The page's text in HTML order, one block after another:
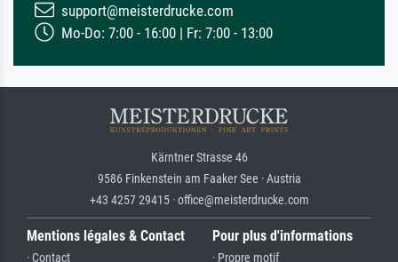
support@meisterdrucke.com
Mo-Do: 7:00 - 16:00 | Fr: 7:00 - 13:00
Kärntner Strasse 46
9586 Finkenstein am Faaker See · Austria
+43 4257 29415 · office@meisterdrucke.com
Mentions légales & Contact
· Contact
Pour plus d'informations
· Propre motif